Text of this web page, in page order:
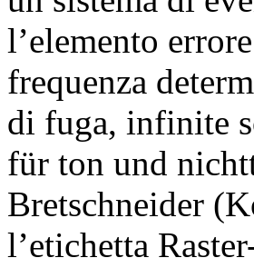
l’elemento
frequenza
di fuga, infinite
für ton und
Bretschneider
l’etichetta